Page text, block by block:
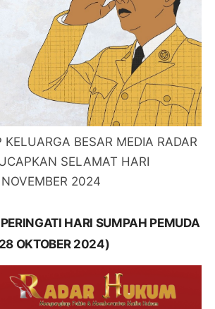
KELUARGA BESAR MEDIA RADAR
SELAMAT HARI
2024
HARI SUMPAH PEMUDA
OKTOBER 2024)